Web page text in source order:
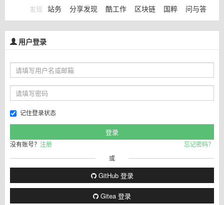
发现 站务 分享发现 酷工作 区块链 国粹 问与答
用户登录
记住登录状态
没有账号？ 注册
忘记密码？
或
GitHub 登录
Gitea 登录